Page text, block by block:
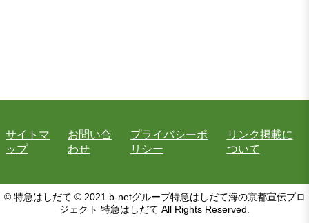
サイトマ
ップ
お問い合
わせ
プライバシーポ
リシー
リンク掲載に
ついて
© 特急はしだて © 2021 b-netグループ特急はしだて海の京都宣伝プロ
ジェクト 特急はしだて All Rights Reserved.